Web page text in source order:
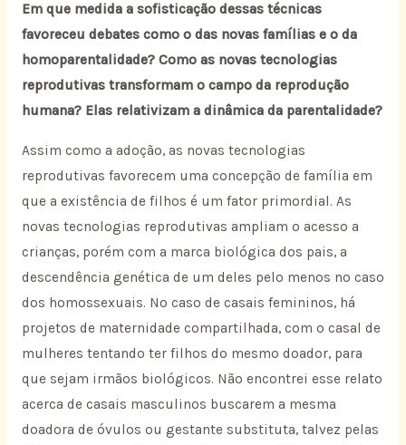
Em que medida a sofisticação dessas técnicas
favoreceu debates como o das novas famílias e o da
homoparentalidade? Como as novas tecnologias
reprodutivas transformam o campo da reprodução
humana? Elas relativizam a dinâmica da parentalidade?
Assim como a adoção, as novas tecnologias
reprodutivas favorecem uma concepção de família em
que a existência de filhos é um fator primordial. As
novas tecnologias reprodutivas ampliam o acesso a
crianças, porém com a marca biológica dos pais, a
descendência genética de um deles pelo menos no caso
dos homossexuais. No caso de casais femininos, há
projetos de maternidade compartilhada, com o casal de
mulheres tentando ter filhos do mesmo doador, para
que sejam irmãos biológicos. Não encontrei esse relato
acerca de casais masculinos buscarem a mesma
doadora de óvulos ou gestante substituta, talvez pelas